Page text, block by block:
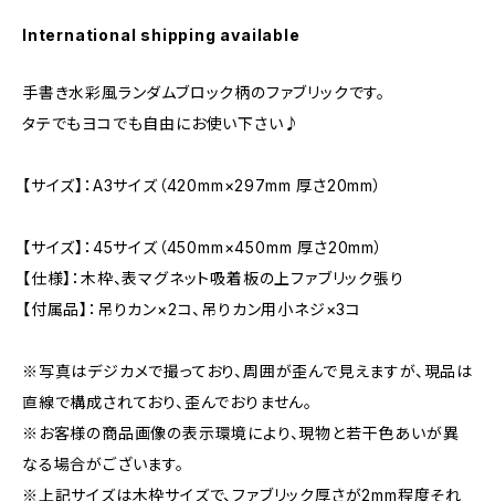
International shipping available
手書き水彩風ランダムブロック柄のファブリックです。
タテでもヨコでも自由にお使い下さい♪
【サイズ】：A3サイズ（420mm×297mm 厚さ20mm）
【サイズ】：45サイズ（450mm×450mm 厚さ20mm）
【仕様】：木枠、表マグネット吸着板の上ファブリック張り
【付属品】：吊りカン×2コ、吊りカン用小ネジ×3コ
※写真はデジカメで撮っており、周囲が歪んで見えますが、現品は
直線で構成されており、歪んでおりません。
※お客様の商品画像の表示環境により、現物と若干色あいが異
なる場合がございます。
※上記サイズは木枠サイズで、ファブリック厚さが2mm程度それ